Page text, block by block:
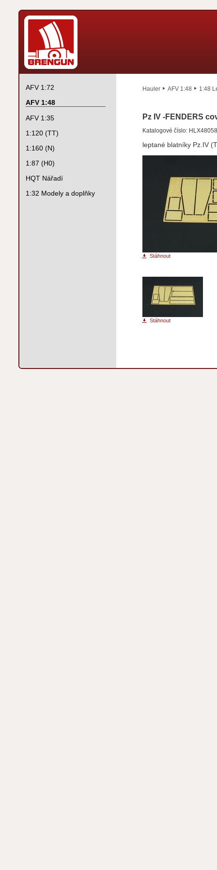
Hauler AFV 1:48 1:48
Pz IV -FENDERS
Katalogové číslo: HLX48058
leptané blatníky Pz.IV
Stáhnout
Stáhnout
AFV 1:72
AFV 1:48
AFV 1:35
1:120 (TT)
1:160 (N)
1:87 (H0)
HQT Nářadí
1:32 Modely a doplňky